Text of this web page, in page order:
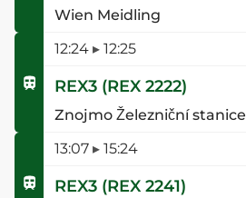
Wien Meidling
12:24 ▸ 12:25
REX3 (REX 2222)
Znojmo Železniční stanice
13:07 ▸ 15:24
REX3 (REX 2241)